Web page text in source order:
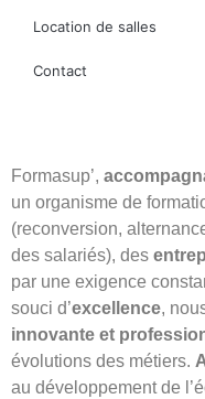
Formasup’,
un organisme de
(reconversion,
des salariés), des
par une exigence
souci d’excellence,
innovante et
évolutions des métiers.
au développement de
Location de salles
Contact